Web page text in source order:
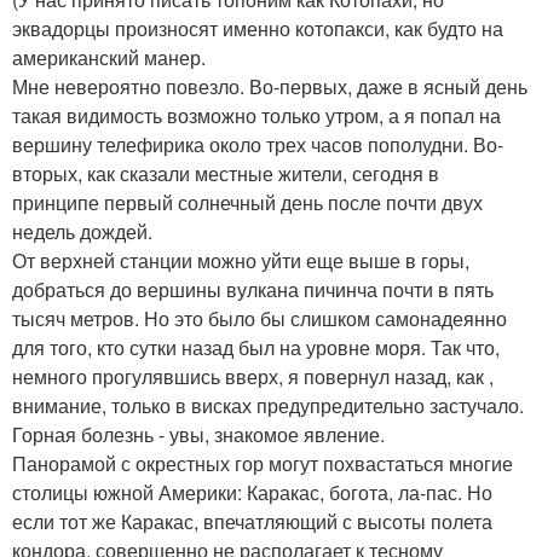
эквадорцы произносят именно котопакси, как будто на
американский манер.
Мне невероятно повезло. Во-первых, даже в ясный день
такая видимость возможно только утром, а я попал на
вершину телефирика около трех часов пополудни. Во-
вторых, как сказали местные жители, сегодня в
принципе первый солнечный день после почти двух
недель дождей.
От верхней станции можно уйти еще выше в горы,
добраться до вершины вулкана пичинча почти в пять
тысяч метров. Но это было бы слишком самонадеянно
для того, кто сутки назад был на уровне моря. Так что,
немного прогулявшись вверх, я повернул назад, как ,
внимание, только в висках предупредительно застучало.
Горная болезнь - увы, знакомое явление.
Панорамой с окрестных гор могут похвастаться многие
столицы южной Америки: Каракас, богота, ла-пас. Но
если тот же Каракас, впечатляющий с высоты полета
кондора, совершенно не располагает к тесному